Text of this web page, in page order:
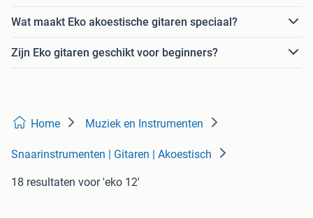
Wat maakt Eko akoestische gitaren speciaal?
Zijn Eko gitaren geschikt voor beginners?
Home Muziek en Instrumenten
Snaarinstrumenten | Gitaren | Akoestisch
18 resultaten voor 'eko 12'